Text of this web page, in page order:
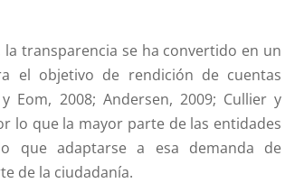
la transparencia se ha convertido en un
el objetivo de rendición de cuentas
Eom, 2008; Andersen, 2009; Cullier y
lo que la mayor parte de las entidades
que adaptarse a esa demanda de
de la ciudadanía.